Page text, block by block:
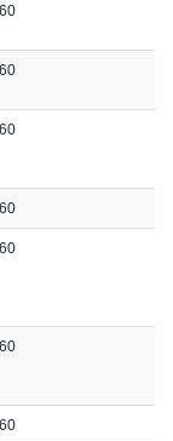
60
60
60
60
60
60
60